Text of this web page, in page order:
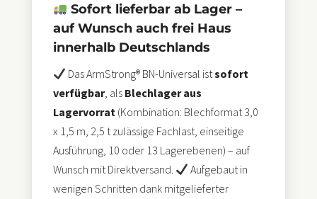
Sofort lieferbar ab Lager –
auf Wunsch auch frei Haus
innerhalb Deutschlands
Das ArmStrong® BN-Universal istsofort
verfügbar, als Blechlager aus
Lagervorrat (Kombination: Blechformat 3,0
x 1,5 m, 2,5 t zulässige Fachlast, einseitige
Ausführung, 10 oder 13 Lagerebenen) – auf
Wunsch mit Direktversand.
Aufgebaut in
wenigen Schritten dank mitgelieferter